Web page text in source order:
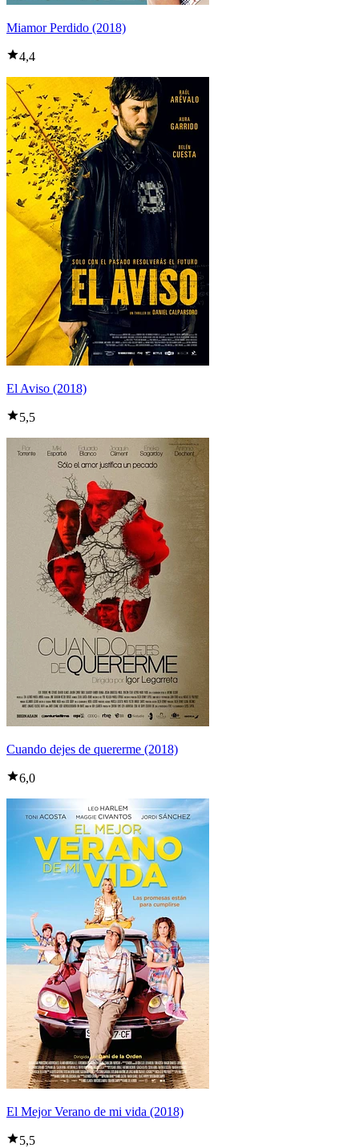
Miamor Perdido (2018)
4,4
El Aviso (2018)
5,5
Cuando dejes de quererme (2018)
6,0
El Mejor Verano de mi vida (2018)
5,5